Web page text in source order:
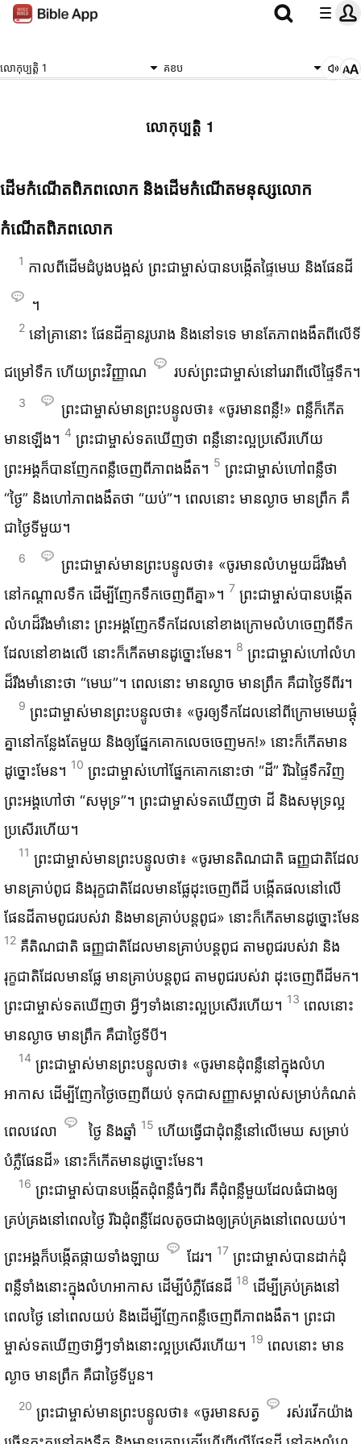
លោកុប្បត្តិ 1 គខប
លោកុប្បត្តិ 1
ដើម​កំណើត​ពិភព​លោក និង​ដើម​កំណើត​មនុស្ស​លោក
កំណើត​ពិភព​លោក
1 កាល​ពី​ដើម​ដំបូង​បង្អស់ ព្រះ‌ជាម្ចាស់​បាន​បង្កើត​ផ្ទៃ​មេឃ និង​ផែនដី
។
2 នៅ​គ្រា​នោះ ផែនដី​គ្មាន​រូប​រាង និង​នៅ​ទទេ មាន​តែ​ភាព​ងងឹត​ពី​លើ​ទី​
ជម្រៅ​ទឹក ហើយ​ព្រះ‌វិញ្ញាណ របស់​ព្រះ‌ជាម្ចាស់​នៅ​រេរា​ពី​លើ​ផ្ទៃ​ទឹក។
3
ព្រះ‌ជាម្ចាស់​មាន​ព្រះ‌បន្ទូល​ថា៖ «ចូរ​មាន​ពន្លឺ!» ពន្លឺ​ក៏​កើត​
មាន​ឡើង។ 4 ព្រះ‌ជាម្ចាស់​ទត​ឃើញ​ថា ពន្លឺ​នោះ​ល្អ​ប្រសើរ​ហើយ
ព្រះអង្គ​ក៏​បាន​ញែក​ពន្លឺ​ចេញ​ពី​ភាព​ងងឹត។ 5 ព្រះ‌ជាម្ចាស់​ហៅ​ពន្លឺ​ថា
“ថ្ងៃ” និង​ហៅ​ភាព​ងងឹត​ថា “យប់”។ ពេល​នោះ មាន​ល្ងាច មាន​ព្រឹក គឺ​
ជា​ថ្ងៃ​ទី​មួយ។
6
ព្រះ‌ជាម្ចាស់​មាន​ព្រះ‌បន្ទូល​ថា៖ «ចូរ​មាន​លំហ​មួយ​ដ៏​រឹង‌មាំ​
នៅ​កណ្ដាល​ទឹក ដើម្បី​ញែក​ទឹក​ចេញ​ពី​គ្នា»។ 7 ព្រះ‌ជាម្ចាស់​បាន​បង្កើត​
លំហ​ដ៏​រឹង‌មាំ​នោះ ព្រះអង្គ​ញែក​ទឹក​ដែល​នៅ​ខាង​ក្រោម​លំហ​ចេញ​ពី​ទឹក​
ដែល​នៅ​ខាង​លើ នោះ​ក៏​កើត​មាន​ដូច្នោះ​មែន។ 8 ព្រះ‌ជាម្ចាស់​ហៅ​លំហ​
ដ៏​រឹង‌មាំ​នោះ​ថា “មេឃ”។ ពេល​នោះ មាន​ល្ងាច មាន​ព្រឹក គឺ​ជា​ថ្ងៃ​ទី​ពីរ។
9 ព្រះ‌ជាម្ចាស់​មាន​ព្រះ‌បន្ទូល​ថា៖ «ចូរ​ឲ្យ​ទឹក​ដែល​នៅ​ពី​ក្រោម​មេឃ​ផ្តុំ​
គ្នា​នៅ​កន្លែង​តែ​មួយ និង​ឲ្យ​ផ្នែក​គោក​លេច​ចេញ​មក!» នោះ​ក៏​កើត​មាន​
ដូច្នោះ​មែន។ 10 ព្រះ‌ជាម្ចាស់​ហៅ​ផ្នែក​គោក​នោះ​ថា “ដី” រីឯ​ផ្ទៃ​ទឹក​វិញ
ព្រះអង្គ​ហៅ​ថា “សមុទ្រ”។ ព្រះ‌ជាម្ចាស់​ទត​ឃើញ​ថា ដី និង​សមុទ្រ​ល្អ​
ប្រសើរ​ហើយ។
11 ព្រះ‌ជាម្ចាស់​មាន​ព្រះ‌បន្ទូល​ថា៖ «ចូរ​មាន​តិណ‌ជាតិ ធញ្ញជាតិ​ដែល​
មាន​គ្រាប់​ពូជ និង​រុក្ខ‌ជាតិ​ដែល​មាន​ផ្លែ​ដុះ​ចេញ​ពី​ដី បង្កើត​ផល​នៅ​លើ​
ផែនដី​តាម​ពូជ​របស់​វា និង​មាន​គ្រាប់​បន្ត​ពូជ» នោះ​ក៏​កើត​មាន​ដូច្នោះ​មែន
12 គឺ​តិណ‌ជាតិ ធញ្ញជាតិ​ដែល​មាន​គ្រាប់​បន្ត​ពូជ តាម​ពូជ​របស់​វា និង​
រុក្ខ‌ជាតិ​ដែល​មាន​ផ្លែ មាន​គ្រាប់​បន្ត​ពូជ តាម​ពូជ​របស់​វា ដុះ​ចេញ​ពី​ដី​មក។
ព្រះ‌ជាម្ចាស់​ទត​ឃើញ​ថា អ្វីៗ​ទាំង​នោះ​ល្អ​ប្រសើរ​ហើយ។ 13 ពេល​នោះ
មាន​ល្ងាច មាន​ព្រឹក គឺ​ជា​ថ្ងៃ​ទី​បី។
14 ព្រះ‌ជាម្ចាស់​មាន​ព្រះ‌បន្ទូល​ថា៖ «ចូរ​មាន​ដុំ​ពន្លឺ​នៅ​ក្នុង​លំហ​
អាកាស ដើម្បី​ញែក​ថ្ងៃ​ចេញ​ពី​យប់ ទុក​ជា​សញ្ញា​សម្គាល់​សម្រាប់​កំណត់​
ពេល​វេលា ថ្ងៃ និង​ឆ្នាំ 15 ហើយ​ធ្វើ​ជា​ដុំ​ពន្លឺ​នៅ​លើ​មេឃ សម្រាប់​
បំភ្លឺ​ផែនដី» នោះ​ក៏​កើត​មាន​ដូច្នោះ​មែន។
16 ព្រះ‌ជាម្ចាស់​បាន​បង្កើត​ដុំ​ពន្លឺ​ធំៗ​ពីរ គឺ​ដុំ​ពន្លឺ​មួយ​ដែល​ធំ​ជាង​ឲ្យ​
គ្រប់‌គ្រង​នៅ​ពេល​ថ្ងៃ រីឯ​ដុំ​ពន្លឺ​ដែល​តូច​ជាង​ឲ្យ​គ្រប់‌គ្រង​នៅ​ពេល​យប់។
ព្រះអង្គ​ក៏​បង្កើត​ផ្កាយ​ទាំង‌ឡាយ ដែរ។ 17 ព្រះ‌ជាម្ចាស់​បាន​ដាក់​ដុំ​
ពន្លឺ​ទាំង​នោះ​ក្នុង​លំហ​អាកាស ដើម្បី​បំភ្លឺ​ផែនដី 18 ដើម្បី​គ្រប់‌គ្រង​នៅ​
ពេល​ថ្ងៃ នៅ​ពេល​យប់ និង​ដើម្បី​ញែក​ពន្លឺ​ចេញ​ពី​ភាព​ងងឹត។ ព្រះ‌ជា
ម្ចាស់​ទត​ឃើញ​ថា​អ្វីៗ​ទាំង​នោះ​ល្អ​ប្រសើរ​ហើយ។ 19 ពេល​នោះ មាន​
ល្ងាច មាន​ព្រឹក គឺ​ជា​ថ្ងៃ​ទី​បួន។
20 ព្រះ‌ជាម្ចាស់​មាន​ព្រះ‌បន្ទូល​ថា៖ «ចូរ​មាន​សត្វ
​រស់‌រវើក​យ៉ាង​